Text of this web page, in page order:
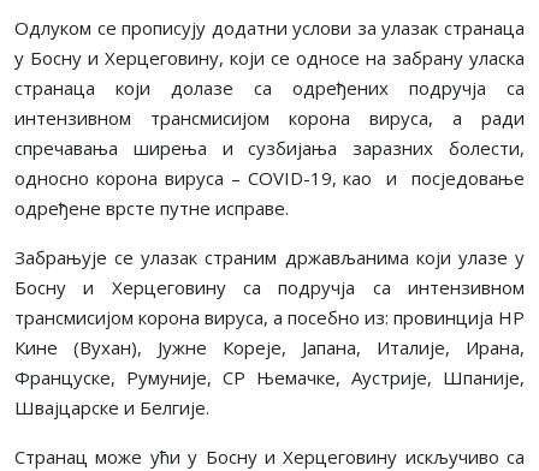
Одлуком се прописују додатни услови за улазак странаца
у Босну и Херцеговину, који се односе на забрану уласка
странаца који долазе са одређених подручја са
интензивном трансмисијом корона вируса, а ради
спречавања ширења и сузбијања заразних болести,
односно корона вируса – COVID-19, као и посједовање
одређене врсте путне исправе.
Забрањује се улазак страним држављанима који улазе у
Босну и Херцеговину са подручја са интензивном
трансмисијом корона вируса, а посебно из: провинција НР
Кине (Вухан), Јужне Кореје, Јапана, Италије, Ирана,
Француске, Румуније, СР Њемачке, Аустрије, Шпаније,
Швајцарске и Белгије.
Странац може ући у Босну и Херцеговину искључиво са